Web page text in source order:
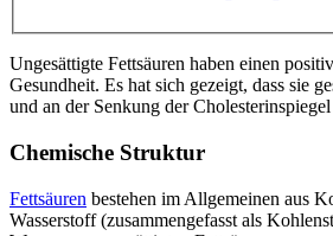
Ungesättigte Fettsäuren haben einen
Gesundheit. Es hat sich gezeigt, dass sie
und an der Senkung der
Chemische Struktur
Fettsäuren bestehen im Allgemeinen aus
Wasserstoff (zusammengefasst als